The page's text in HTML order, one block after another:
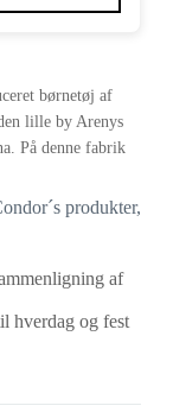
børnetøj af
lille by Arenys
På denne fabrik
produkter,
af
hverdag og fest